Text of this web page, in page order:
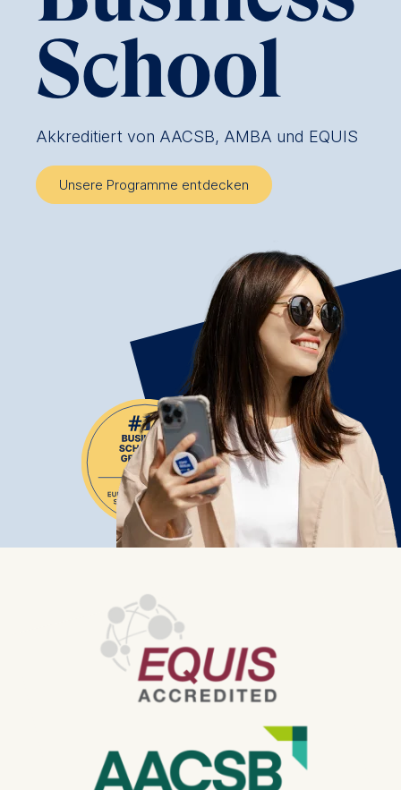
School
Akkreditiert von AACSB, AMBA und EQUIS
Unsere Programme entdecken